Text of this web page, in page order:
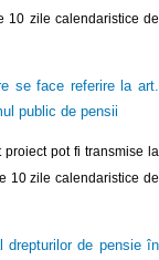
10 zile calendaristice de
se face referire la art.
public de pensii
pot fi transmise la
10 zile calendaristice de
drepturilor de pensie în